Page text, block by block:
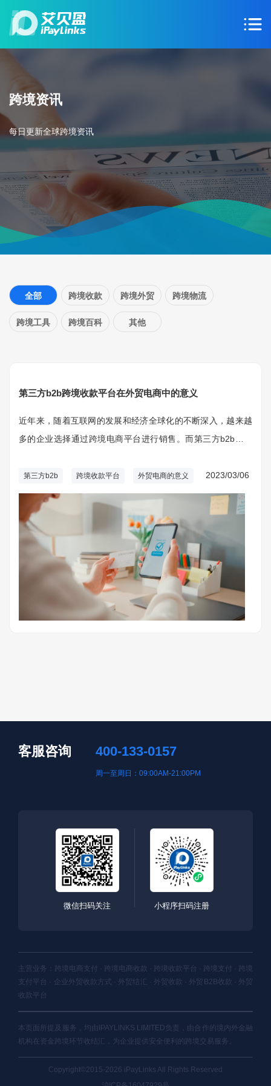
跨境资讯
每日更新全球跨境资讯
全部 跨境收款 跨境外贸 跨境物流
跨境工具 跨境百科 其他
第三方b2b跨境收款平台在外贸电商中的意义
近年来，随着互联网的发展和经济全球化的不断深入，越来越
多的企业选择通过跨境电商平台进行销售。而第三方b2b跨境
也逐渐受到了广泛关注。 选择第三方b2b跨境收款平台，可以
帮助企业快速实现支付。这样可以避免因为频繁的资金流动而
造成业务中断或影响品牌形象。
第三方b2b 跨境收款平台 外贸电商的意义 2023/03/06
客服咨询 400-133-0157
周一至周日：09:00AM-21:00PM
微信扫码关注 小程序扫码注册
主营业务：跨境电商支付 · 跨境电商收款 · 跨境收款平台 · 跨境支付 · 跨境
支付平台 · 企业外贸收款方式 · 外贸结汇 · 外贸收款 · 外贸B2B收款 · 外贸
收款平台
本页面所提及服务，均由IPAYLINKS LIMITED负责，由合作的境内外金融
机构在资金跨境环节收结汇，为企业提供安全便利的跨境交易服务。
Copyright©2015-2026 iPayLinks All Rights Reserved